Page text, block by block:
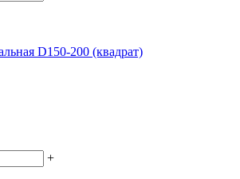
D150-200 (квадрат)
+